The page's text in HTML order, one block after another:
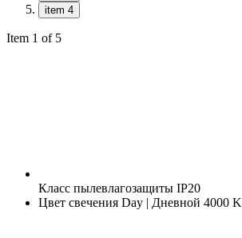
item 4
Item 1 of 5
Класс пылевлагозащиты IP20
Цвет свечения Day | Дневной 4000 K